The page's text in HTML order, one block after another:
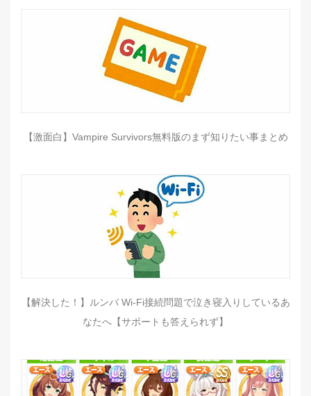
【激面白】Vampire Survivors無料版のまず知りたい事まとめ
【解決した！】ルンバ Wi-Fi接続問題で泣き寝入りしているあ
なたへ【サポートも答えられず】